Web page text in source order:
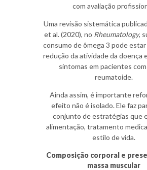
com avaliação
Uma revisão sistemática
et al. (2020), no Rheumatology,
consumo de ômega 3 pode estar
redução da atividade da doença
sintomas em pacientes
reumatoide.
Ainda assim, é importante
efeito não é isolado. Ele faz
conjunto de estratégias que
alimentação, tratamento
estilo de vida.
Composição corporal e
massa muscular